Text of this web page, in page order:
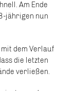
Am Ende
jährigen nun
dem Verlauf
die letzten
verließen.